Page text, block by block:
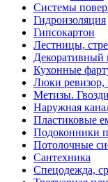
Системы
Гидроизоляция
Гипсокартон
Лестницы,
Декоративный
Кухонные
Люки ревизор,
Метизы. Гвозди
Наружная
Пластиковые
Подоконники
Потолочные
Сантехника
Спецодежда,